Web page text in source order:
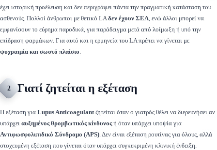
έχει ιστορική προέλευση και δεν περιγράφει πάντα την πραγματική κατάσταση του
ασθενούς. Πολλοί άνθρωποι με θετικό LAδεν έχουν ΣΕΛ, ενώ άλλοι μπορεί να
εμφανίσουν το εύρημα παροδικά, για παράδειγμα μετά από λοίμωξη ή υπό την
επίδραση φαρμάκων. Για αυτό και η ερμηνεία του LA πρέπει να γίνεται με
ψυχραιμία και σωστό πλαίσιο.
2 Γιατί ζητείται η εξέταση
Η εξέταση για Lupus Anticoagulantζητείται όταν ο γιατρός θέλει να διερευνήσει αν
υπάρχει αυξημένος θρομβωτικός κίνδυνοςή όταν υπάρχει υποψία για
Αντιφωσφολιπιδικό Σύνδρομο (APS). Δεν είναι εξέταση ρουτίνας για όλους, αλλά
στοχευμένη εξέταση που γίνεται όταν υπάρχει συγκεκριμένη κλινική ένδειξη.